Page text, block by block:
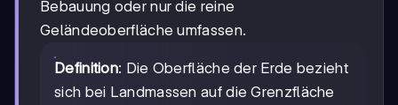
Bebauung oder nur die reine
Geländeoberfläche umfassen.
Definition: Die Oberfläche der Erde bezieht
sich bei Landmassen auf die Grenzfläche